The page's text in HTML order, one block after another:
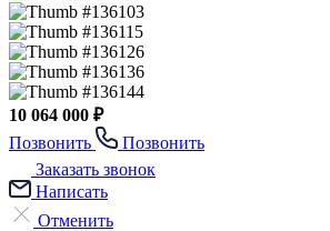
10 064 000 ₽
Позвонить
Позвонить
Заказать звонок
Написать
Отменить